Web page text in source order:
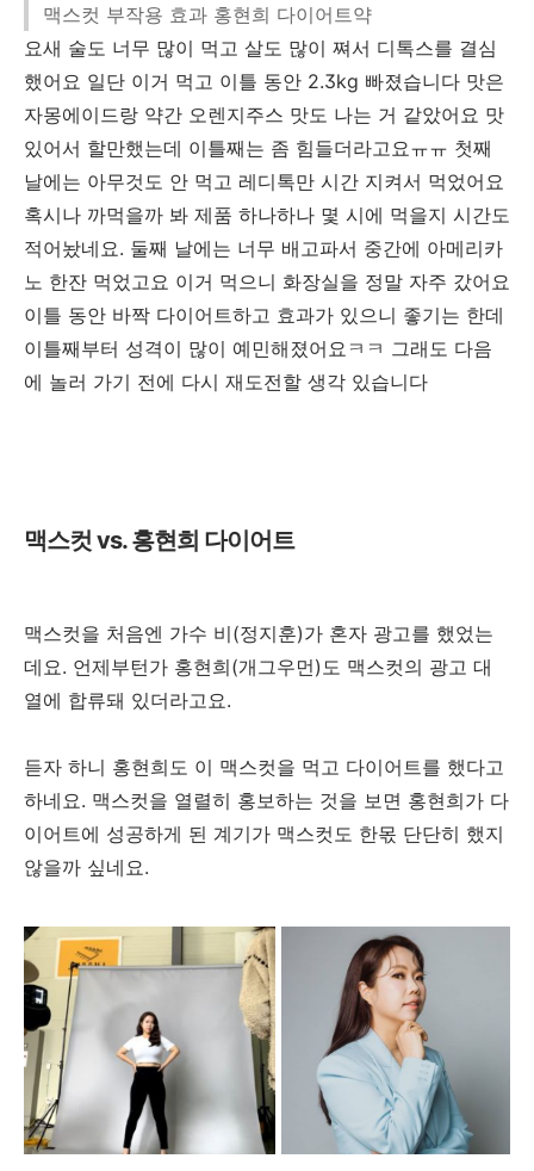
맥스컷 부작용 효과 홍현희 다이어트약
요새 술도 너무 많이 먹고 살도 많이 쪄서 디톡스를 결심
했어요 일단 이거 먹고 이틀 동안 2.3kg 빠졌습니다 맛은
자몽에이드랑 약간 오렌지주스 맛도 나는 거 같았어요 맛
있어서 할만했는데 이틀째는 좀 힘들더라고요ㅠㅠ 첫째
날에는 아무것도 안 먹고 레디톡만 시간 지켜서 먹었어요
혹시나 까먹을까 봐 제품 하나하나 몇 시에 먹을지 시간도
적어놨네요. 둘째 날에는 너무 배고파서 중간에 아메리카
노 한잔 먹었고요 이거 먹으니 화장실을 정말 자주 갔어요
이틀 동안 바짝 다이어트하고 효과가 있으니 좋기는 한데
이틀째부터 성격이 많이 예민해졌어요ㅋㅋ 그래도 다음
에 놀러 가기 전에 다시 재도전할 생각 있습니다
맥스컷 vs. 홍현희 다이어트
맥스컷을 처음엔 가수 비(정지훈)가 혼자 광고를 했었는
데요. 언제부턴가 홍현희(개그우먼)도 맥스컷의 광고 대
열에 합류돼 있더라고요.
듣자 하니 홍현희도 이 맥스컷을 먹고 다이어트를 했다고
하네요. 맥스컷을 열렬히 홍보하는 것을 보면 홍현희가 다
이어트에 성공하게 된 계기가 맥스컷도 한몫 단단히 했지
않을까 싶네요.